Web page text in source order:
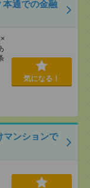
通での金融
気になる！
マンションで